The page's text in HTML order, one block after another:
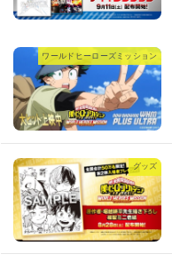
ワールドヒーローズミッション
グッズ